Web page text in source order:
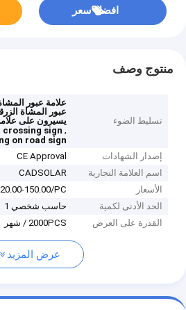
افضل سعر
منتوج وصف
تسليط الضوء
يسيرون على
,
crossing sign
on road sign
إصدار الشهادات
CE Approval
اسم العلامة التجارية
CADSOLAR
الأسعار
150.00/PC
الحد الأدنى لكمية
حاسب شخصي 1
القدرة على العرض
2000PCS / شهر
عرض المزيد